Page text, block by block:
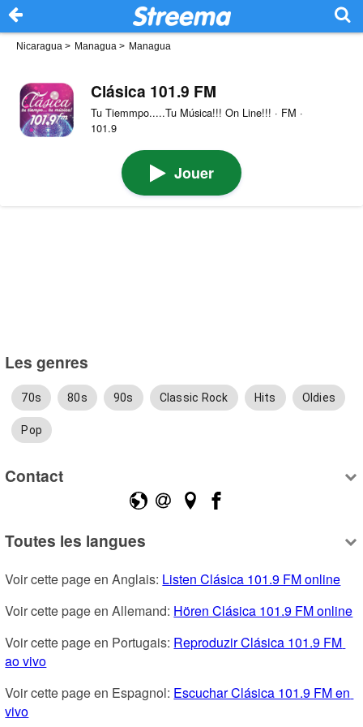
Nicaragua > Managua > Managua
Clásica 101.9 FM
Tu Tiemmpo.....Tu Música!!! On Line!!! · FM ·
101.9
Jouer
Les genres
70s 80s 90s Classic Rock Hits Oldies
Pop
Contact
Toutes les langues
Voir cette page en Anglais: Listen Clásica 101.9 FM online
Voir cette page en Allemand: Hören Clásica 101.9 FM online
Voir cette page en Portugais: Reproduzir Clásica 101.9 FM
ao vivo
Voir cette page en Espagnol: Escuchar Clásica 101.9 FM en
vivo